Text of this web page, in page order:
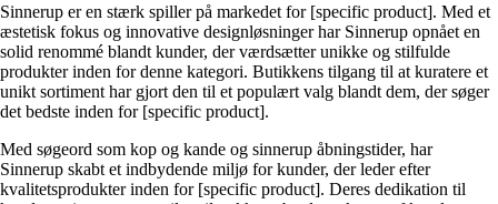
Sinnerup er en stærk spiller på markedet for [specific product]. Med et
æstetisk fokus og innovative designløsninger har Sinnerup opnået en
solid renommé blandt kunder, der værdsætter unikke og stilfulde
produkter inden for denne kategori. Butikkens tilgang til at kuratere et
unikt sortiment har gjort den til et populært valg blandt dem, der søger
det bedste inden for [specific product].
Med søgeord som kop og kande og sinnerup åbningstider, har
Sinnerup skabt et indbydende miljø for kunder, der leder efter
kvalitetsprodukter inden for [specific product]. Deres dedikation til